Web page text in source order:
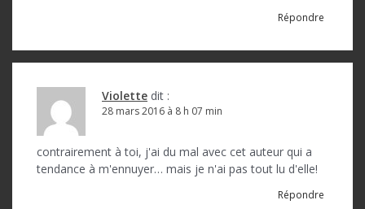
Répondre
Violette dit :
28 mars 2016 à 8 h 07 min
contrairement à toi, j'ai du mal avec cet auteur qui a
tendance à m'ennuyer… mais je n'ai pas tout lu d'elle!
Répondre